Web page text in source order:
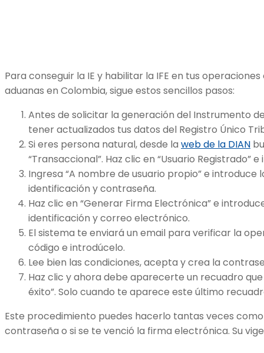
Para conseguir la IE y habilitar la IFE en tus
aduanas en Colombia, sigue estos sencillos pasos:
Antes de solicitar la generación del Instrumento
tener actualizados tus datos del Registro Único
Si eres persona natural, desde la web de la DIAN
“Transaccional”. Haz clic en “Usuario Registrado”
Ingresa “A nombre de usuario propio” e
identificación y contraseña.
Haz clic en “Generar Firma Electrónica” e
identificación y correo electrónico.
El sistema te enviará un email para verificar la
código e introdúcelo.
Lee bien las condiciones, acepta y crea la
Haz clic y ahora debe aparecerte un recuadro
éxito”. Solo cuando te aparece este último
Este procedimiento puedes hacerlo tantas veces
contraseña o si se te venció la firma electrónica. Su